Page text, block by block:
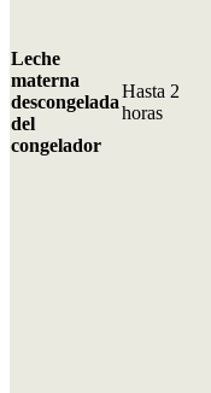
Leche
materna
descongelada
del
congelador
Hasta 2
horas